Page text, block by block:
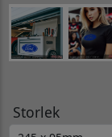
Storlek